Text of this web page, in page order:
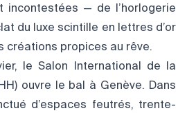
incontestées — de l’horlogerie
du luxe scintille en lettres d’or
créations propices au rêve.
le Salon International de la
ouvre le bal à Genève. Dans
d’espaces feutrés, trente-